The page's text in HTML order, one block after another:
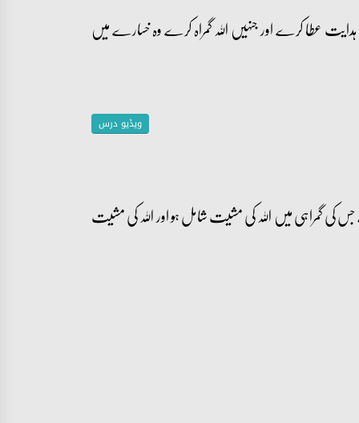
ہدایت عطا کرے اور جنہیں اللہ گمراہ کرے وہ خسارے میں
ویڈیو درس
گمراہی میں اللہ کی مشیت شامل ہو اور اللہ کی مشیت